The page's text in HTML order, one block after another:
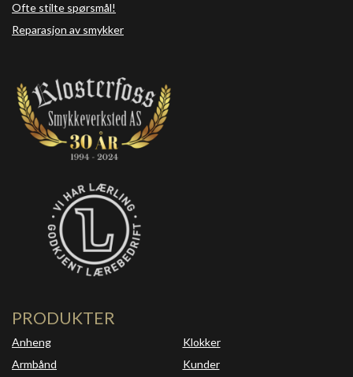
Ofte stilte spørsmål!
Reparasjon av smykker
PRODUKTER
Anheng
Armbånd
Klokker
Kunder